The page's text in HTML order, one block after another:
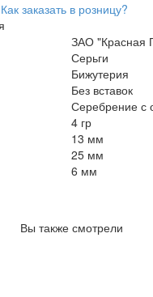
Как заказать в розницу?
ЗАО "Красная
Серьги
Бижутерия
Без вставок
Серебрение с
4 гр
13 мм
25 мм
6 мм
Вы также смотрели